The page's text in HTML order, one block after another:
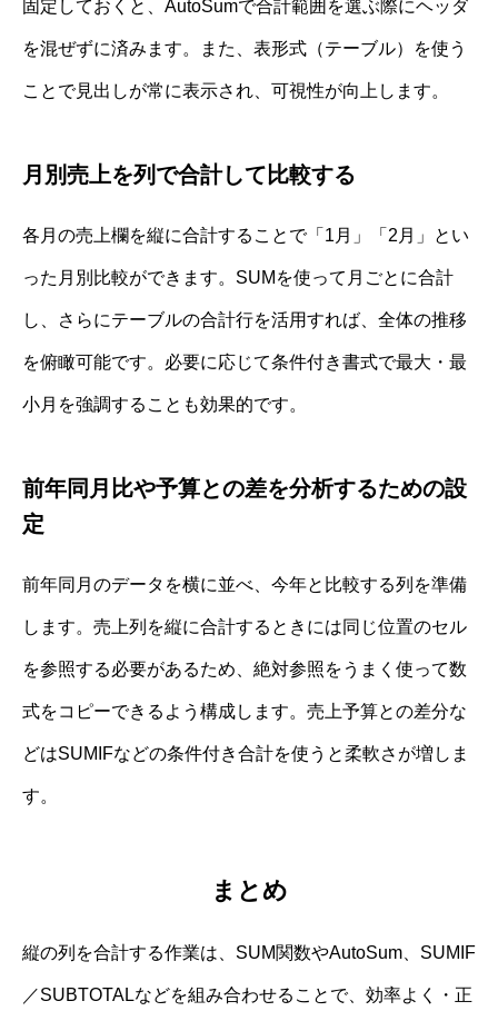
固定しておくと、AutoSumで合計範囲を選ぶ際にヘッダ
を混ぜずに済みます。また、表形式（テーブル）を使う
ことで見出しが常に表示され、可視性が向上します。
月別売上を列で合計して比較する
各月の売上欄を縦に合計することで「1月」「2月」とい
った月別比較ができます。SUMを使って月ごとに合計
し、さらにテーブルの合計行を活用すれば、全体の推移
を俯瞰可能です。必要に応じて条件付き書式で最大・最
小月を強調することも効果的です。
前年同月比や予算との差を分析するための設
定
前年同月のデータを横に並べ、今年と比較する列を準備
します。売上列を縦に合計するときには同じ位置のセル
を参照する必要があるため、絶対参照をうまく使って数
式をコピーできるよう構成します。売上予算との差分な
どはSUMIFなどの条件付き合計を使うと柔軟さが増しま
す。
まとめ
縦の列を合計する作業は、SUM関数やAutoSum、SUMIF
／SUBTOTALなどを組み合わせることで、効率よく・正